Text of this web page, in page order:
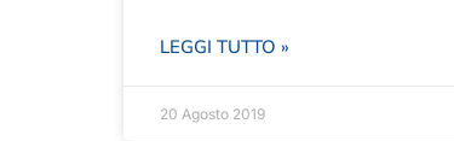
LEGGI TUTTO »
20 Agosto 2019